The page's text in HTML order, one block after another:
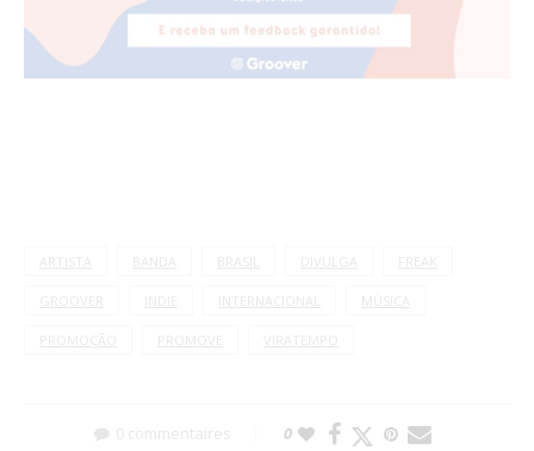
ARTISTA BANDA BRASIL DIVULGA FREAK
INTERNACIONAL MÚSICA
PROMOÇÃO VIRATEMPO
0 commentaires 0